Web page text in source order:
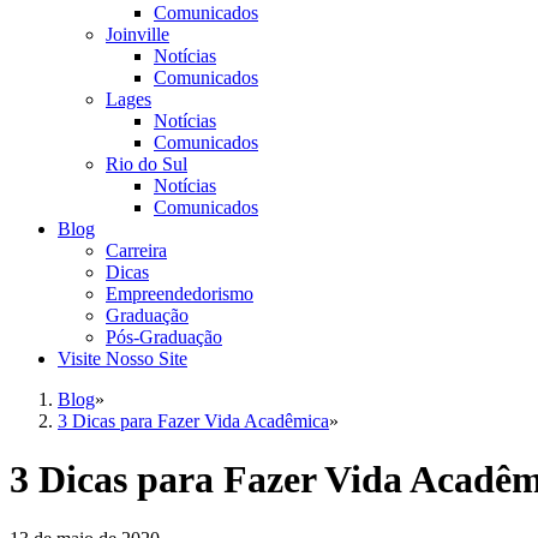
Comunicados
Joinville
Notícias
Comunicados
Lages
Notícias
Comunicados
Rio do Sul
Notícias
Comunicados
Blog
Carreira
Dicas
Empreendedorismo
Graduação
Pós-Graduação
Visite Nosso Site
Blog»
3 Dicas para Fazer Vida Acadêmica»
3 Dicas para Fazer Vida